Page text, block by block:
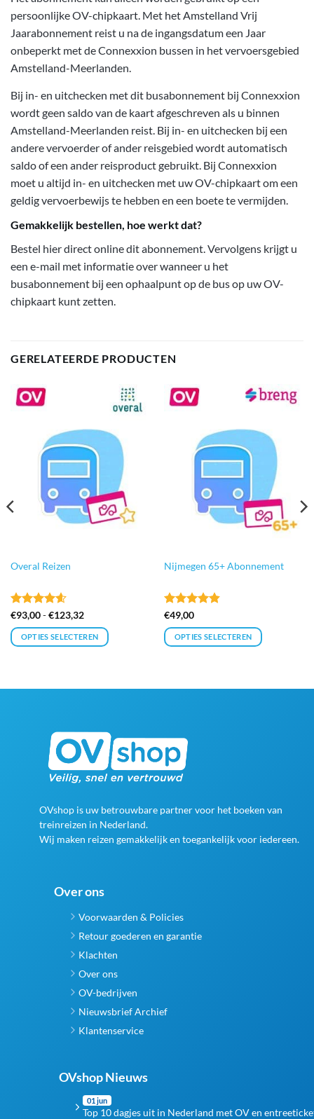
persoonlijke OV-chipkaart. Met het Amstelland Vrij
Jaarabonnement reist u na de ingangsdatum een Jaar
onbeperkt met de Connexxion bussen in het vervoersgebied
Amstelland-Meerlanden.
Bij in- en uitchecken met dit busabonnement bij Connexxion
wordt geen saldo van de kaart afgeschreven als u binnen
Amstelland-Meerlanden reist. Bij in- en uitchecken bij een
andere vervoerder of ander reisgebied wordt automatisch
saldo of een ander reisproduct gebruikt. Bij Connexxion
moet u altijd in- en uitchecken met uw OV-chipkaart om een
geldig vervoerbewijs te hebben en een boete te vermijden.
Gemakkelijk bestellen, hoe werkt dat?
Bestel hier direct online dit abonnement. Vervolgens krijgt u
een e-mail met informatie over wanneer u het
busabonnement bij een ophaalpunt op de bus op uw OV-
chipkaart kunt zetten.
GERELATEERDE PRODUCTEN
Overal Reizen
Gewaardeerd
4.6uit 5
€93,00 - €123,32Prijsklasse:
tot
€123,32
OPTIES SELECTEREN
productpagina
Nijmegen 65+ Abonnement
Gewaardeerd
4.81uit 5
€49,00
OPTIES SELECTEREN
optie
kan
gekozen
worden
de
OVshop is uw betrouwbare partner voor het boeken van
treinreizen in Nederland.
Wij maken reizen gemakkelijk en toegankelijk voor iedereen.
Over ons
Voorwaarden & Policies
Retour goederen en garantie
Klachten
Over ons
OV-bedrijven
Nieuwsbrief Archief
Klantenservice
OVshop Nieuws
01 jun
Top 10 dagjes uit in Nederland met OV en